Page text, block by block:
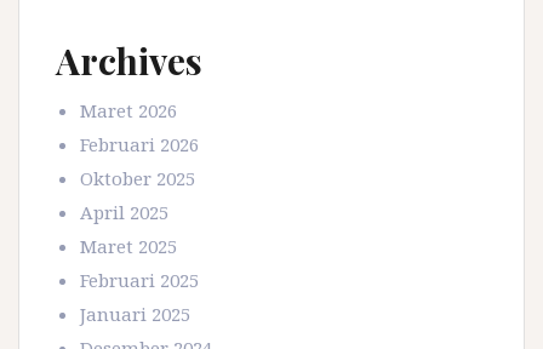
Archives
Maret 2026
Februari 2026
Oktober 2025
April 2025
Maret 2025
Februari 2025
Januari 2025